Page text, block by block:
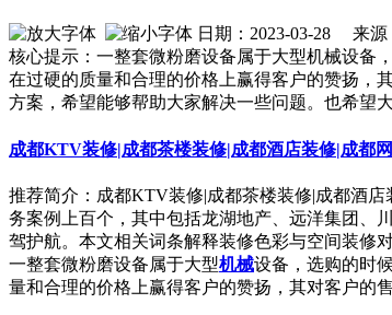
日期：2023-03-28 来源
核心提示：一整套微粉磨设备属于大型机械设备
在过硬的质量和合理的价格上赢得客户的赞扬，
方案，希望能够帮助大家解决一些问题。也希望
成都KTV装修|成都茶楼装修|成都酒店装修|成都
推荐简介：成都KTV装修|成都茶楼装修|成都酒
务案例上百个，其中包括龙湖地产、远洋集团、
驾护航。本文相关词条解释装修色彩与空间装修
一整套微粉磨设备属于大型机械设备，选购的时
量和合理的价格上赢得客户的赞扬，其对客户的